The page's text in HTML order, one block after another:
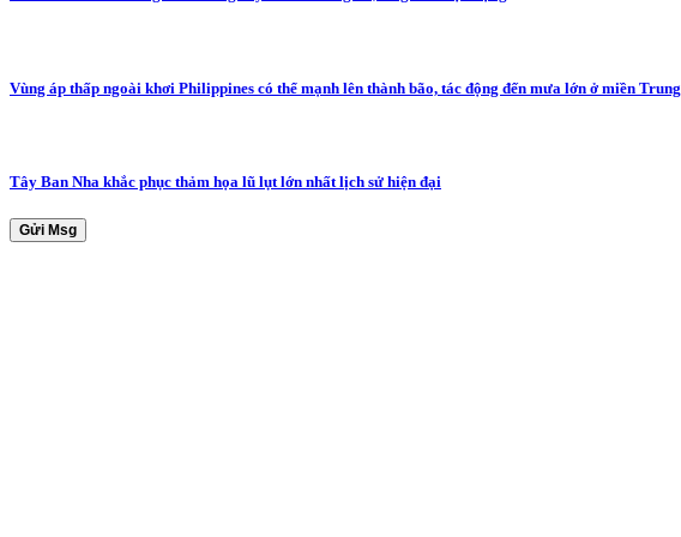
Vùng áp thấp ngoài khơi Philippines có thể mạnh lên thành bão, tác động đến mưa lớn ở miền Trung
Tây Ban Nha khắc phục thảm họa lũ lụt lớn nhất lịch sử hiện đại
Gửi Msg